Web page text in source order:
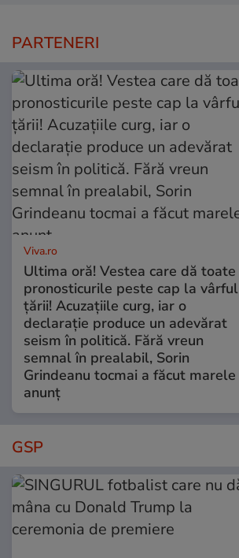
PARTENERI
Viva.ro
Ultima oră! Vestea care dă toate
pronosticurile peste cap la vârful
țării! Acuzațiile curg, iar o
declarație produce un adevărat
seism în politică. Fără vreun
semnal în prealabil, Sorin
Grindeanu tocmai a făcut marele
anunț
GSP